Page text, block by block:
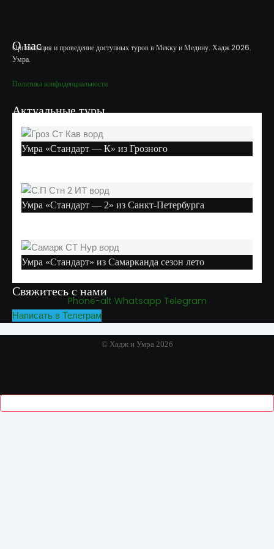
О нас
Организация и проведение доступных туров в Мекку и Медину. Хадж 2026.
Умра.
Политика конфиденциальности
Актуальные туры
Умра «Стандарт — К» из Грозного
Умра «Стандарт — 2» из Санкт-Петербурга
Умра «Стандарт» из Самарканда сезон лето
Свяжитесь с нами
Phone-alt Whatsapp Telegram
Написать в Телеграм
© Хадж и Умра 2026